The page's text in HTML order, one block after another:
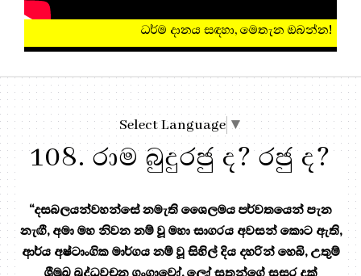
ධර්ම දානය සඳහා, මෙතැන ඔබන්න!
Select Language ▼
108. රාම බුදුරජු ද? රජු ද?
“දසබලයන්වහන්සේ නමැති ශෛලමය පර්වතයෙන් පැන
නැඟී, අමා මහ නිවන නම් වූ මහා සාගරය අවසන් කොට ඇති,
ආර්ය අෂ්ටාංගික මාර්ගය නම් වූ සිහිල් දිය දහරින් හෙබි, උතුම්